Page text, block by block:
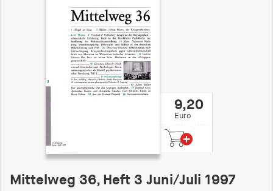
9,20
Euro
Mittelweg 36, Heft 3 Juni/Juli 1997
Speichert den Zustimmungsstatus des Benutzers
für Cookies auf der aktuellen Domäne.
Cookie Laufzeit:
fe_typo_user
Anbieter: